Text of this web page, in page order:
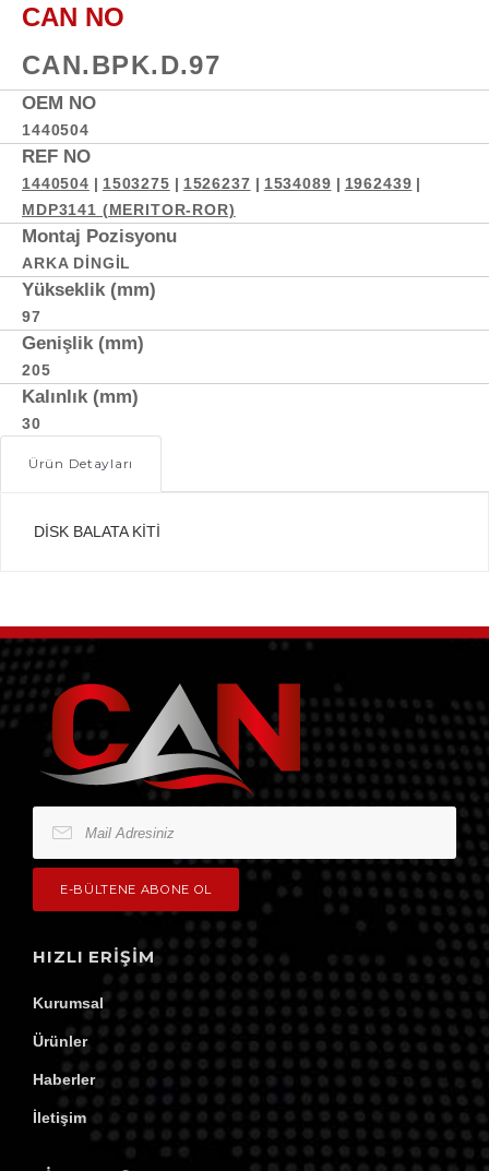
CAN NO
CAN.BPK.D.97
OEM NO
1440504
REF NO
1440504 | 1503275 | 1526237 | 1534089 | 1962439 |
MDP3141 (MERITOR-ROR)
Montaj Pozisyonu
ARKA DINGIL
Yükseklik (mm)
97
Genişlik (mm)
205
Kalınlık (mm)
30
Ürün Detayları
DİSK BALATA KİTİ
HIZLI ERIŞIM
Kurumsal
Ürünler
Haberler
İletişim